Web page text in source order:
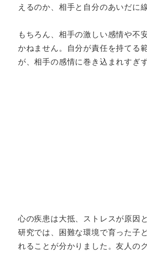
えるのか、相手と自分のあいだに
もちろん、相手の激しい感情や不
かねません。自分が責任を持てる
が、相手の感情に巻き込まれすぎ
心の疾患は大抵、ストレスが原因
研究では、困難な環境で育った子
れることが分かりました。友人の